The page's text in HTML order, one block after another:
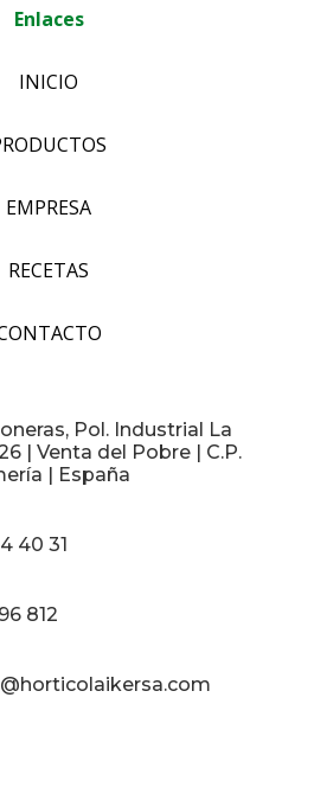
Enlaces
INICIO
EMPRESA
RECETAS
Pol. Industrial La
| Venta del Pobre | C.P.
| España
40 31
812